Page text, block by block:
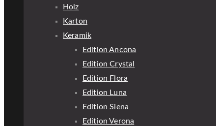
Holz
Karton
Keramik
Edition Ancona
Edition Crystal
Edition Flora
Edition Luna
Edition Siena
Edition Verona